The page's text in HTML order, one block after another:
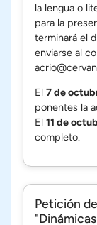
la lengua o
para la
terminará el
enviarse al
El 7 de
ponentes la
El 11 de
completo.
Petición